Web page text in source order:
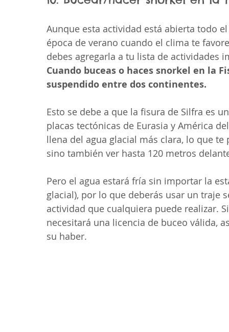
Aunque esta actividad está abierta todo
época de verano cuando el clima te
debes agregarla a tu lista de actividades
Cuando buceas o haces snorkel en la
suspendido entre dos continentes.
Esto se debe a que la fisura de Silfra es
placas tectónicas de Eurasia y América
llena del agua glacial más clara, lo que
sino también ver hasta 120 metros
Pero el agua estará fría sin importar la
glacial), por lo que deberás usar un traje
actividad que cualquiera puede realizar.
necesitará una licencia de buceo válida,
su haber.